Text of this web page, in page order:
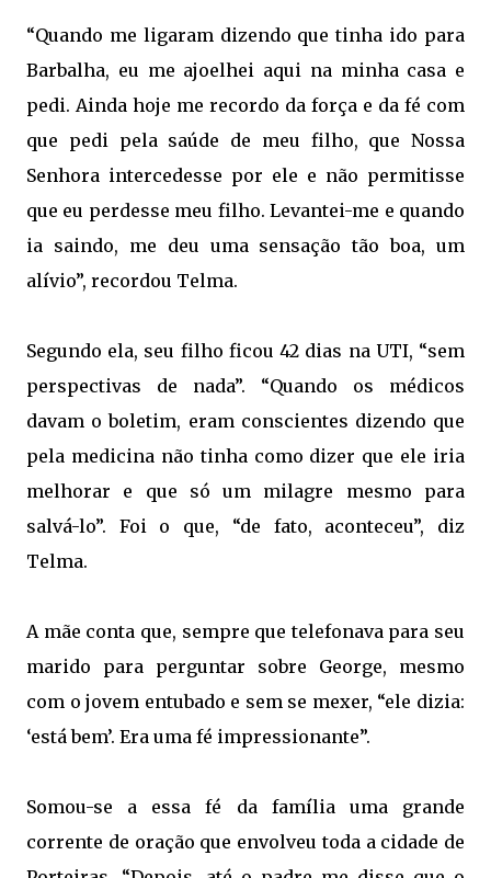
“Quando me ligaram dizendo que tinha ido para
Barbalha, eu me ajoelhei aqui na minha casa e
pedi. Ainda hoje me recordo da força e da fé com
que pedi pela saúde de meu filho, que Nossa
Senhora intercedesse por ele e não permitisse
que eu perdesse meu filho. Levantei-me e quando
ia saindo, me deu uma sensação tão boa, um
alívio”, recordou Telma.
Segundo ela, seu filho ficou 42 dias na UTI, “sem
perspectivas de nada”. “Quando os médicos
davam o boletim, eram conscientes dizendo que
pela medicina não tinha como dizer que ele iria
melhorar e que só um milagre mesmo para
salvá-lo”. Foi o que, “de fato, aconteceu”, diz
Telma.
A mãe conta que, sempre que telefonava para seu
marido para perguntar sobre George, mesmo
com o jovem entubado e sem se mexer, “ele dizia:
‘está bem’. Era uma fé impressionante”.
Somou-se a essa fé da família uma grande
corrente de oração que envolveu toda a cidade de